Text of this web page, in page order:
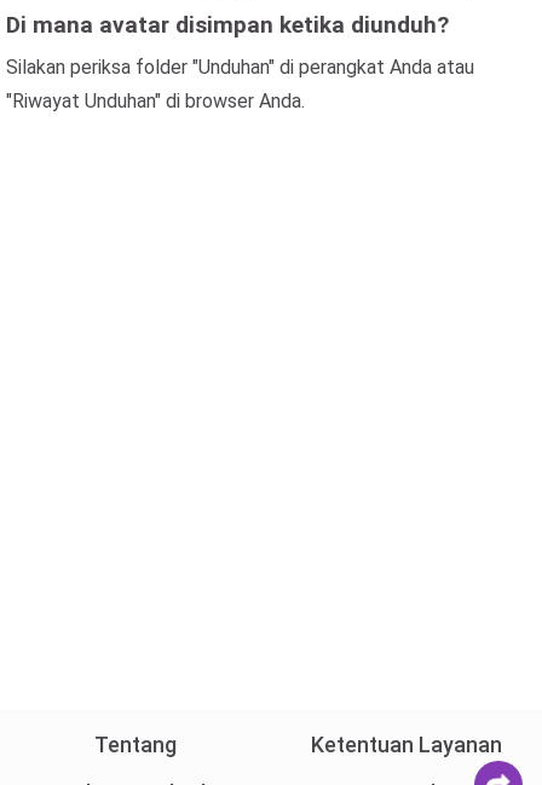
Di mana avatar disimpan ketika diunduh?
Silakan periksa folder "Unduhan" di perangkat Anda atau
"Riwayat Unduhan" di browser Anda.
Tentang
Ketentuan Layanan